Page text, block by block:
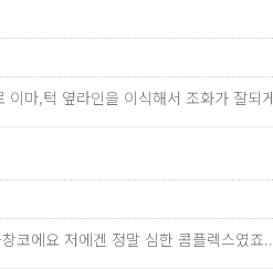
마,턱 옆라인을 이식해서 조화가 잘
코에요 저에겐 정말 심한 콤플렉스였